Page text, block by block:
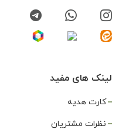
لینک های مفید
کارت هدیه
نظرات مشتریان